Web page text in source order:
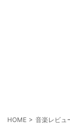
HOME > 音楽レビュ